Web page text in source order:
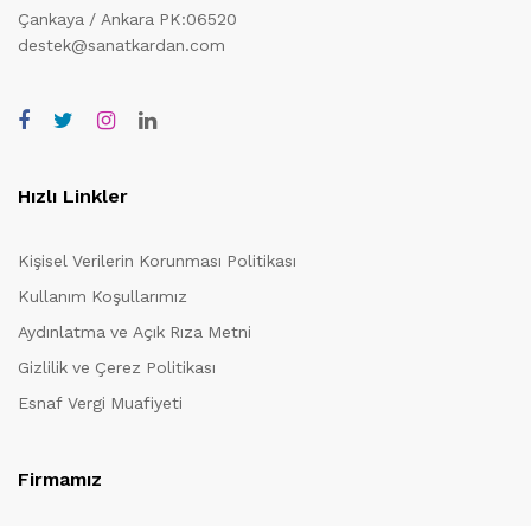
Çankaya / Ankara PK:06520
destek@sanatkardan.com
Hızlı Linkler
Kişisel Verilerin Korunması Politikası
Kullanım Koşullarımız
Aydınlatma ve Açık Rıza Metni
Gizlilik ve Çerez Politikası
Esnaf Vergi Muafiyeti
Firmamız